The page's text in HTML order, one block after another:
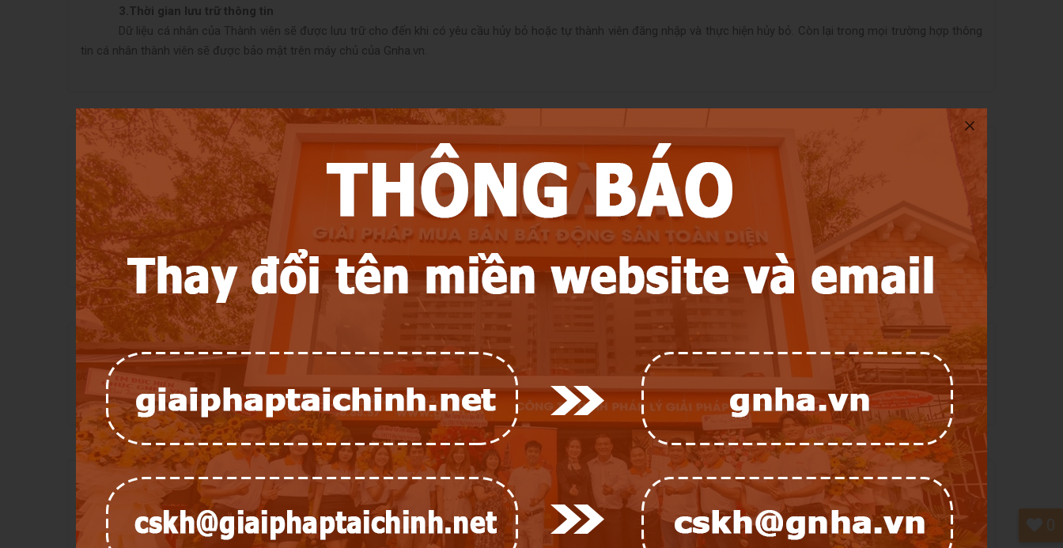
3. Thời gian lưu trữ thông tin
Dữ liệu cá nhân của Thành viên sẽ được lưu trữ cho đến khi có yêu cầu hủy bỏ hoặc tự thành viên đăng nhập và thực hiện hủy bỏ. Còn lại trong mọi trường hợp thông
tin cá nhân thành viên sẽ được bảo mật trên máy chủ của Gnha.vn.
Những người hoặc tổ chức có thể được tiếp cận với thông tin cá nhân:
Đối tượng được tiếp cận với thông tin cá nhân của khách hàng/ thành viên thuộc một trong những trường hợp sau:
-Công Ty TNHH Pháp Lý Giải Pháp Tài Chính
- Các đối tác có ký hợp động thực hiện 1 phần dịch vụ do Công Ty Cổ Phần Công Nghệ Gptc.vn cung cấp. Các đối tác này sẽ nhận được những thông tin theo thỏa
thuận hợp đồng (có thể 1 phần hoặc toàn bộ thông tin tùy theo điều khoản hợp đồng) để tiến hành hỗ trợ người dùng sử dụng dịch vụ do Công ty cung cấp.
- Cơ quan nhà nước khi có yêu cầu Công ty cung cấp thông tin người dùng để phục vụ quá trình điều tra.
- Người mua và người bán xảy ra tranh chấp và yêu cầu Công ty là đơn vị hòa giải.
Địa chỉ của đơn vị thu thập và quản lý thông tin cá nhân
•Công ty TNHH Pháp Lý Giải Pháp Tài Chính
Trụ sở chính: 1014 Trường Sa, Phường 12, Quận 03, TP. HCM
• Email: quangthang_78@yahoo.com
6.Phương tiện và công cụ để người dùng tiếp cận và chỉnh sửa dữ liệu cá nhân của mình.
Thành viên có quyền tự kiểm tra, cập nhật, điều chỉnh hoặc hủy bỏ thông tin cá nhân của mình bằng cách đăng nhập vào tài khoản và chỉnh sửa thông tin cá nhân
hoặc yêu cầuGnha.vnthực hiện việc này.
Thành viên có quyền gửi khiếu nại về việc lộ thông tin các nhân cho bên thứ 3 đến Ban quản trị của Sàn giao dịch thương mại điện tử
Gnha.vn
. Khi tiếp nhận những
0